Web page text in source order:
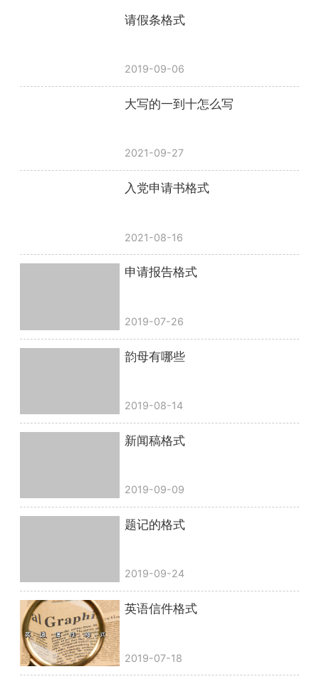
请假条格式
2019-09-06
大写的一到十怎么写
2021-09-27
入党申请书格式
2021-08-16
申请报告格式
2019-07-26
韵母有哪些
2019-08-14
新闻稿格式
2019-09-09
题记的格式
2019-09-24
英语信件格式
2019-07-18